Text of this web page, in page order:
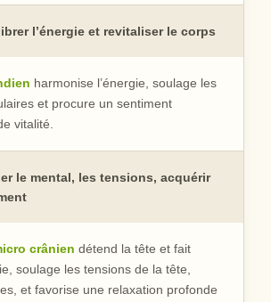
l’énergie et revitaliser le corps
harmonise l’énergie, soulage les
et procure un sentiment
vitalité.
le mental, les tensions, acquérir
crânien détend la tête et fait
soulage les tensions de la tête,
et favorise une relaxation profonde